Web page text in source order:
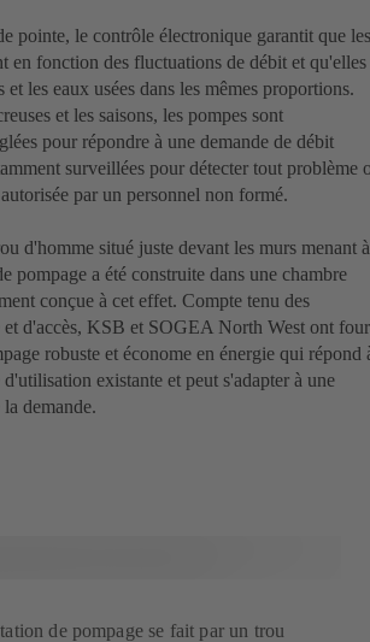
pointe, le contrôle électronique garantit que les
en fonction des fluctuations de débit et qu'elles
et les eaux usées dans les mêmes proportions.
et les saisons, les pompes sont
pour répondre à une demande de débit
surveillées pour détecter tout problème
par un personnel non formé.
d'homme situé juste devant les murs menant à
pompage a été construite dans une chambre
conçue à cet effet. Compte tenu des
et d'accès, KSB et SOGEA North West ont
robuste et économe en énergie qui répond
existante et peut s'adapter à une
demande.
de pompage se fait par un trou